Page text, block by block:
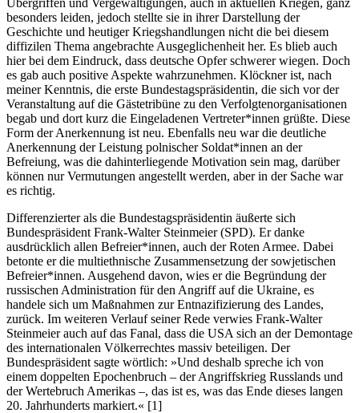
besonders leiden, jedoch stellte sie in ihrer Darstellung der
Geschichte und heutiger Kriegshandlungen nicht die bei diesem
diffizilen Thema angebrachte Ausgeglichenheit her. Es blieb auch
hier bei dem Eindruck, dass deutsche Opfer schwerer wiegen. Doch
es gab auch positive Aspekte wahrzunehmen. Klöckner ist, nach
meiner Kenntnis, die erste Bundestagspräsidentin, die sich vor der
Veranstaltung auf die Gästetribüne zu den Verfolgtenorganisationen
begab und dort kurz die Eingeladenen Vertreter*innen grüßte. Diese
Form der Anerkennung ist neu. Ebenfalls neu war die deutliche
Anerkennung der Leistung polnischer Soldat*innen an der
Befreiung, was die dahinterliegende Motivation sein mag, darüber
können nur Vermutungen angestellt werden, aber in der Sache war
es richtig.
Differenzierter als die Bundestagspräsidentin äußerte sich
Bundespräsident Frank-Walter Steinmeier (SPD). Er danke
ausdrücklich allen Befreier*innen, auch der Roten Armee. Dabei
betonte er die multiethnische Zusammensetzung der sowjetischen
Befreier*innen. Ausgehend davon, wies er die Begründung der
russischen Administration für den Angriff auf die Ukraine, es
handele sich um Maßnahmen zur Entnazifizierung des Landes,
zurück. Im weiteren Verlauf seiner Rede verwies Frank-Walter
Steinmeier auch auf das Fanal, dass die USA sich an der Demontage
des internationalen Völkerrechtes massiv beteiligen. Der
Bundespräsident sagte wörtlich: »Und deshalb spreche ich von
einem doppelten Epochenbruch – der Angriffskrieg Russlands und
der Wertebruch Amerikas –, das ist es, was das Ende dieses langen
20. Jahrhunderts markiert.« [1]